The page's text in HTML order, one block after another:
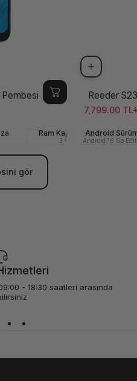
Pembesi
Ram Kapasitesi
3 GB
Ön
Reeder
Satış ücreti
7,799.00 TL
Normal
Android
Android 16 Go
gör
- 18:30 saatleri arasında